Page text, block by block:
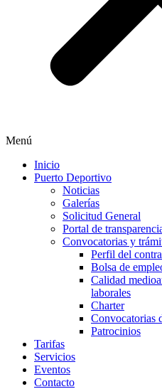
Menú
Inicio
Puerto Deportivo
Noticias
Galerías
Solicitud General
Portal de
Convocatorias y
Perfil del
Bolsa de
Calidad
laborales
Charter
Convocatorias
Patrocinios
Tarifas
Servicios
Eventos
Contacto